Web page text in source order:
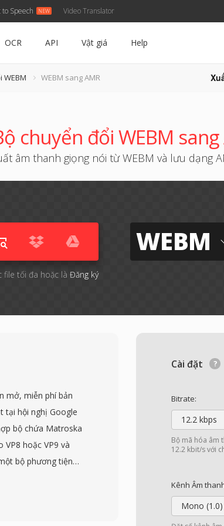
to Speech Video Translator
OCR API Vật giá Help
WEBM WEBM sang AMR
chuyển đổi WEBM sang
âm thanh giọng nói từ WEBM và lưu dạng
file tối đa hoặc là Đăng ký
WEBM
Cài đặt
Bitrate:
12.2 kbps
Bộ mã hóa âm
12.2 kbit/s với
Kênh Âm
Mono (1.0)
mở, miễn phí bản
tại hội nghị Google
bộ chứa Matroska
hoặc VP9 và
bộ phương tiện
trên web.